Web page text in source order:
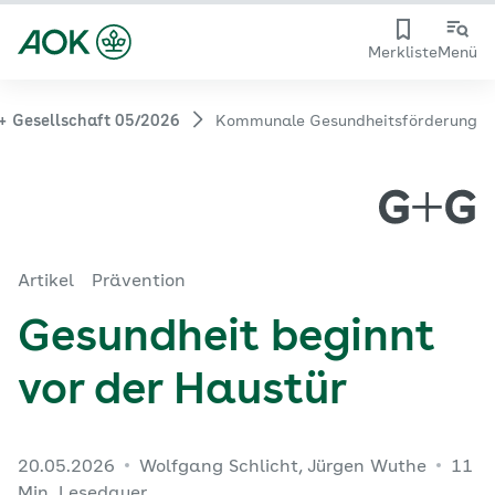
MerklisteMenü
Gesellschaft 05/2026 Kommunale Gesundheitsförderung
Artikel Prävention
Gesundheit beginnt
vor der Haustür
20.05.2026 Wolfgang Schlicht, Jürgen Wuthe
11